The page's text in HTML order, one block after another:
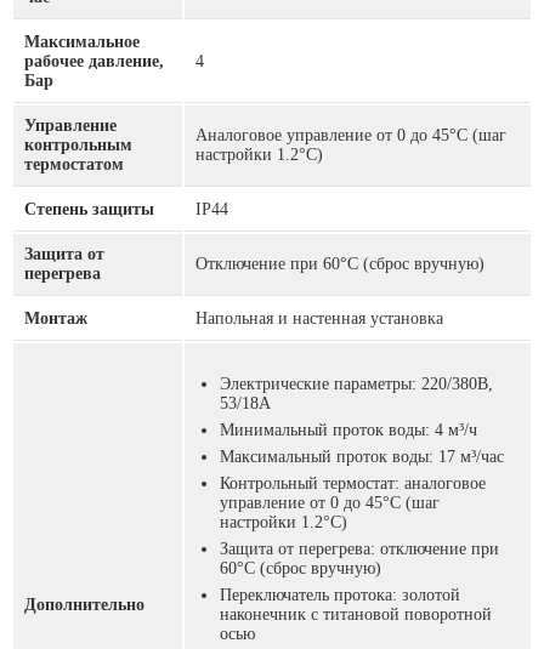
Максимальное
рабочее давление,
Бар
4
Управление
контрольным
термостатом
Аналоговое управление от 0 до 45°C (шаг
настройки 1.2°C)
Степень защиты IP44
Защита от
перегрева
Отключение при 60°С (сброс вручную)
Монтаж Напольная и настенная установка
Дополнительно
Электрические параметры: 220/380В,
53/18А
Минимальный проток воды: 4 м³/ч
Максимальный проток воды: 17 м³/час
Контрольный термостат: аналоговое
управление от 0 до 45°C (шаг
настройки 1.2°C)
Защита от перегрева: отключение при
60°С (сброс вручную)
Переключатель протока: золотой
наконечник с титановой поворотной
осью